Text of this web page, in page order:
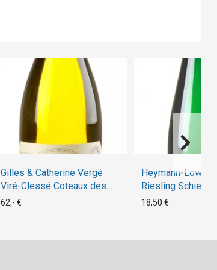
Gilles & Catherine Vergé
Viré-Clessé Coteaux des
Quarts 2007
62,- €
Heymann-
Riesling
2017
18,50 €